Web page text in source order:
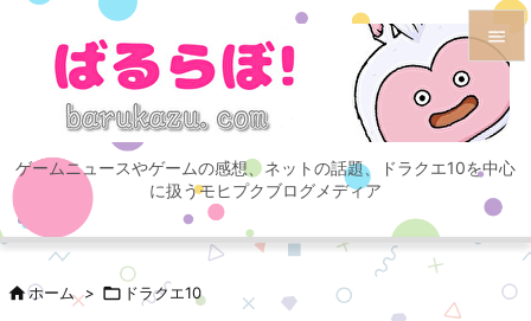
ゲームニュースやゲームの感想、ネットの話題、ドラクエ10を中心
に扱うモヒプクブログメディア

メニュ

サイド

次へ
ホーム >  ドラクエ10